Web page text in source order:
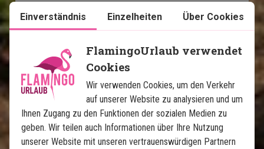
Im Preis inklusive
Preis pr.
Person ab 1.650
Sri Lanka
Karte ansehen
Einverständnis Einzelheiten Über Cookies
FlamingoUrlaub verwendet
Cookies
Wir verwenden Cookies, um den Verkehr
auf unserer Website zu analysieren und um
Ihnen Zugang zu den Funktionen der sozialen Medien zu
geben. Wir teilen auch Informationen über Ihre Nutzung
unserer Website mit unseren vertrauenswürdigen Partnern